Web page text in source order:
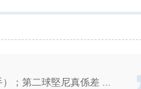
；第二球堅尼真係差 ...